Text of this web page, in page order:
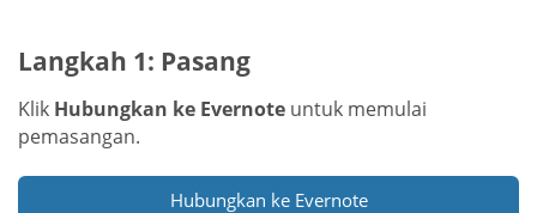
Langkah 1: Pasang
Klik Hubungkan ke Evernote untuk memulai
pemasangan.
Hubungkan ke Evernote